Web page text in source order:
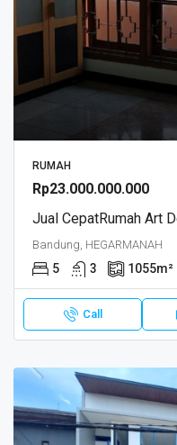
RUMAH
Rp23.000.000.000
Bandung, HEGARMANAH
5 3 1055m²
Call